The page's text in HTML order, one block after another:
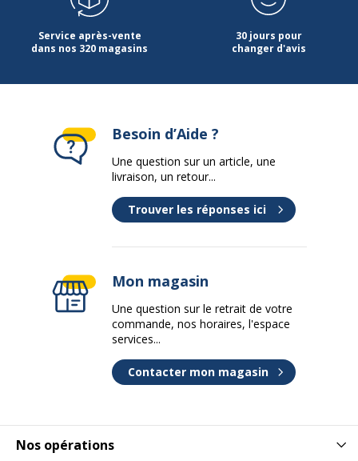
Service après-vente
dans nos 320 magasins
30 jours pour
changer d'avis
Nos opérations
Besoin d’Aide ?
Une question sur un article, une
livraison, un retour...
Trouver les réponses ici
Mon magasin
Une question sur le retrait de votre
commande, nos horaires, l'espace
services...
Contacter mon magasin